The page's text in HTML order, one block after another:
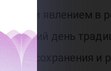
явлением в
день
их сохранения и